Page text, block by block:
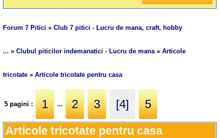
Forum 7 Pitici »Club 7 pitici - Lucru de mana, craft, hobby
... »Clubul piticilor indemanatici - Lucru de mana»Articole
tricotate »Articole tricotate pentru casa
5 pagini : 1 ... 2 3 [4] 5
Articole tricotate pentru casa